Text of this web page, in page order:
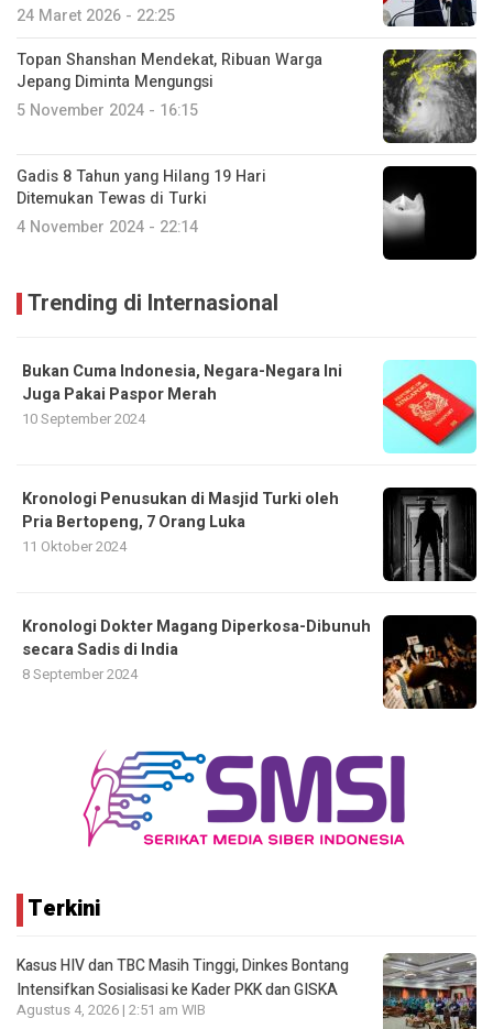
24 Maret 2026 - 22:25
Topan Shanshan Mendekat, Ribuan Warga
Jepang Diminta Mengungsi
5 November 2024 - 16:15
Gadis 8 Tahun yang Hilang 19 Hari
Ditemukan Tewas di Turki
4 November 2024 - 22:14
Trending di Internasional
Bukan Cuma Indonesia, Negara-Negara Ini
Juga Pakai Paspor Merah
10 September 2024
Kronologi Penusukan di Masjid Turki oleh
Pria Bertopeng, 7 Orang Luka
11 Oktober 2024
Kronologi Dokter Magang Diperkosa-Dibunuh
secara Sadis di India
8 September 2024
Terkini
Kasus HIV dan TBC Masih Tinggi, Dinkes Bontang
Intensifkan Sosialisasi ke Kader PKK dan GISKA
Agustus 4, 2026 | 2:51 am WIB